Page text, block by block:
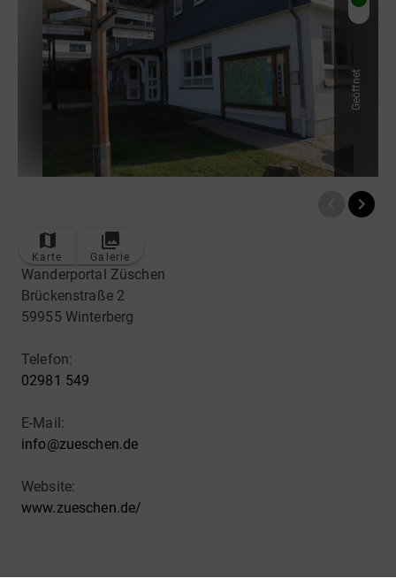
Tourist-Information
Geöffnet
Karte Galerie
Wanderportal Züschen
Brückenstraße 2
59955 Winterberg
Telefon:
02981 549
E-Mail:
info@zueschen.de
Website:
www.zueschen.de/